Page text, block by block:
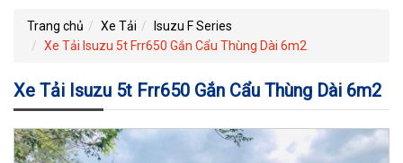
Trang chủ Xe Tải
Isuzu F Series
Xe Tải Isuzu 5t Frr650 Gắn Cẩu Thùng Dài 6m2
Xe Tải Isuzu 5t Frr650 Gắn Cẩu Thùng Dài 6m2